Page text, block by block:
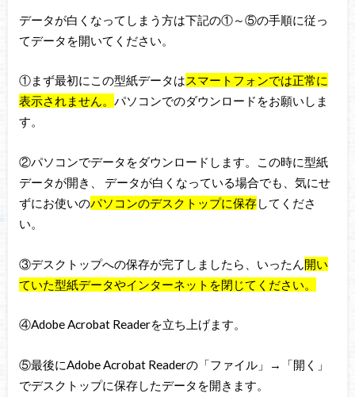
データが白くなってしまう方は下記の①～⑤の手順に従っ
てデータを開いてください。
①まず最初にこの型紙データはスマートフォンでは正常に
表示されません。 パソコンでのダウンロードをお願いしま
す。
②パソコンでデータをダウンロードします。この時に型紙
データが開き、 データが白くなっている場合でも、気にせ
ずにお使いのパソコンのデスクトップに保存してくださ
い。
③デスクトップへの保存が完了しましたら、いったん 開い
ていた型紙データやインターネットを閉じてください。
④Adobe Acrobat Readerを立ち上げます。
⑤最後にAdobe Acrobat Readerの「ファイル」→「開く」
でデスクトップに保存したデータを開きます。